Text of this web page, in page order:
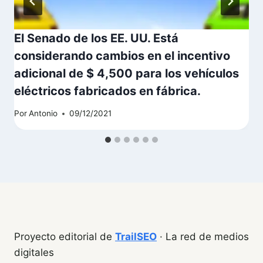
El Senado de los EE. UU. Está
considerando cambios en el incentivo
adicional de $ 4,500 para los vehículos
eléctricos fabricados en fábrica.
PorAntonio 09/12/2021
Proyecto editorial de TrailSEO · La red de medios
digitales